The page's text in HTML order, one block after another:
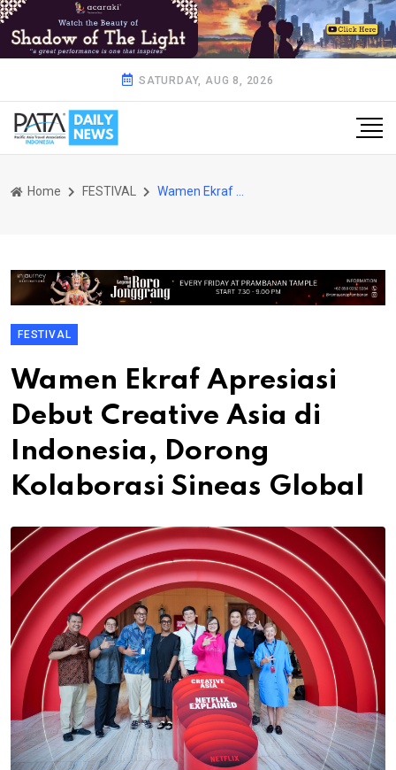
SATURDAY, AUG 8, 2026
Home FESTIVAL Wamen Ekraf Apresiasi Debut Creative Asia di Indonesia, Dorong Kolaborasi Sineas Global
FESTIVAL
Wamen Ekraf Apresiasi
Debut Creative Asia di
Indonesia, Dorong
Kolaborasi Sineas Global